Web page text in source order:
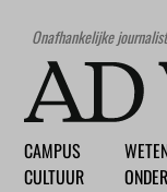
Onafhankelijke
CAMPUS
CULTUUR